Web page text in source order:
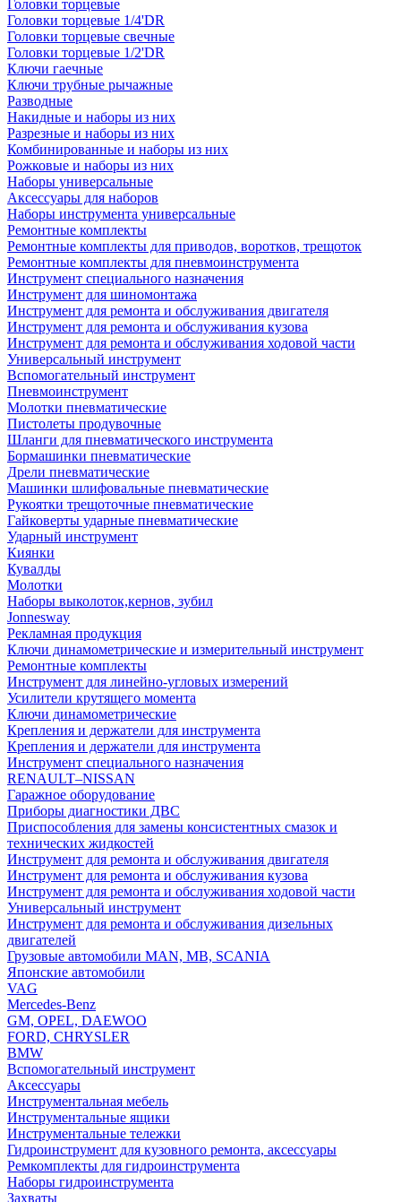
Головки торцевые
Головки торцевые 1/4'DR
Головки торцевые свечные
Головки торцевые 1/2'DR
Ключи гаечные
Ключи трубные рычажные
Разводные
Накидные и наборы из них
Разрезные и наборы из них
Комбинированные и наборы из них
Рожковые и наборы из них
Наборы универсальные
Аксессуары для наборов
Наборы инструмента универсальные
Ремонтные комплекты
Ремонтные комплекты для приводов, воротков, трещоток
Ремонтные комплекты для пневмоинструмента
Инструмент специального назначения
Инструмент для шиномонтажа
Инструмент для ремонта и обслуживания двигателя
Инструмент для ремонта и обслуживания кузова
Инструмент для ремонта и обслуживания ходовой части
Универсальный инструмент
Вспомогательный инструмент
Пневмоинструмент
Молотки пневматические
Пистолеты продувочные
Шланги для пневматического инструмента
Бормашинки пневматические
Дрели пневматические
Машинки шлифовальные пневматические
Рукоятки трещоточные пневматические
Гайковерты ударные пневматические
Ударный инструмент
Киянки
Кувалды
Молотки
Наборы выколоток,кернов, зубил
Jonnesway
Рекламная продукция
Ключи динамометрические и измерительный инструмент
Ремонтные комплекты
Инструмент для линейно-угловых измерений
Усилители крутящего момента
Ключи динамометрические
Крепления и держатели для инструмента
Крепления и держатели для инструмента
Инструмент специального назначения
RENAULT–NISSAN
Гаражное оборудование
Приборы диагностики ДВС
Приспособления для замены консистентных смазок и
технических жидкостей
Инструмент для ремонта и обслуживания двигателя
Инструмент для ремонта и обслуживания кузова
Инструмент для ремонта и обслуживания ходовой части
Универсальный инструмент
Инструмент для ремонта и обслуживания дизельных
двигателей
Грузовые автомобили MAN, MB, SCANIA
Японские автомобили
VAG
Mercedes-Benz
GM, OPEL, DAEWOO
FORD, CHRYSLER
BMW
Вспомогательный инструмент
Аксессуары
Инструментальная мебель
Инструментальные ящики
Инструментальные тележки
Гидроинструмент для кузовного ремонта, аксессуары
Ремкомплекты для гидроинструмента
Наборы гидроинструмента
Захваты